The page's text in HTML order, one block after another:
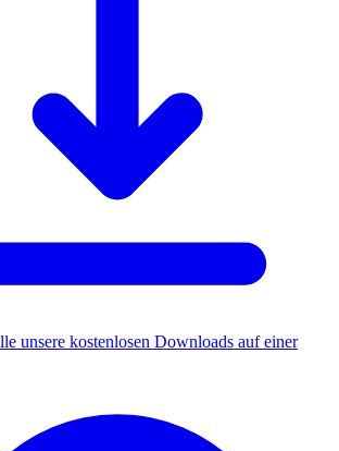
unsere kostenlosen Downloads auf einer